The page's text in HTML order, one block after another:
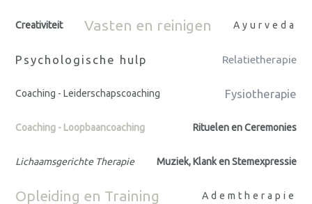
Creativiteit Vasten en reinigen Ayurveda
Psychologische hulp Relatietherapie
Coaching - Leiderschapscoaching Fysiotherapie
Coaching - Loopbaancoaching Rituelen en Ceremonies
Lichaamsgerichte Therapie Muziek, Klank en Stemexpressie
Opleiding en Training Ademtherapie